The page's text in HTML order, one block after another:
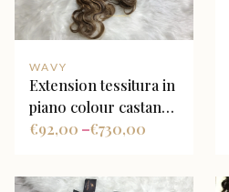
WAVY
Extension tessitura in
piano colour castano
e biondo miele
92,00
€ – 730,00
€